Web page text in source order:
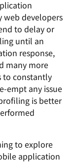
web developers
to delay or
until an
response,
many more
to constantly
empt any issue
is better
to explore
application